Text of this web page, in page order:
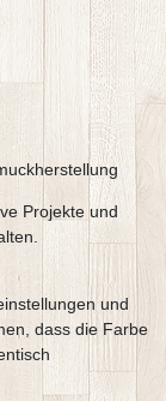
Projekte und
und
dass die Farbe